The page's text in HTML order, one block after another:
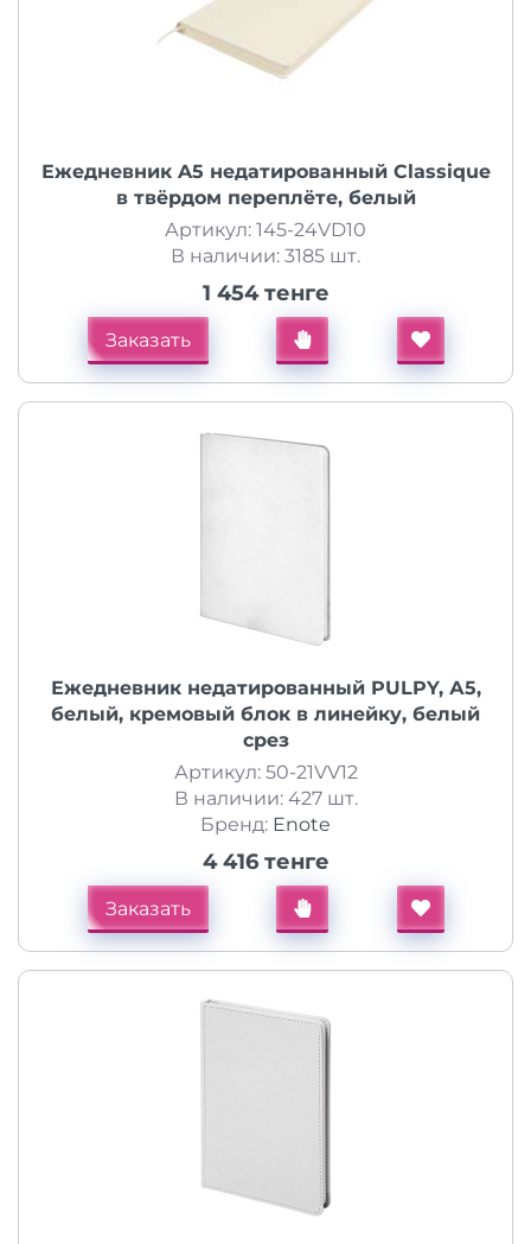
Ежедневник A5 недатированный Classique
в твёрдом переплёте, белый
Артикул: 145-24VD10
В наличии: 3185 шт.
1 454 тенге
Заказать
Ежедневник недатированный PULPY, А5,
белый, кремовый блок в линейку, белый
срез
Артикул: 50-21VV12
В наличии: 427 шт.
Бренд: Enote
4 416 тенге
Заказать